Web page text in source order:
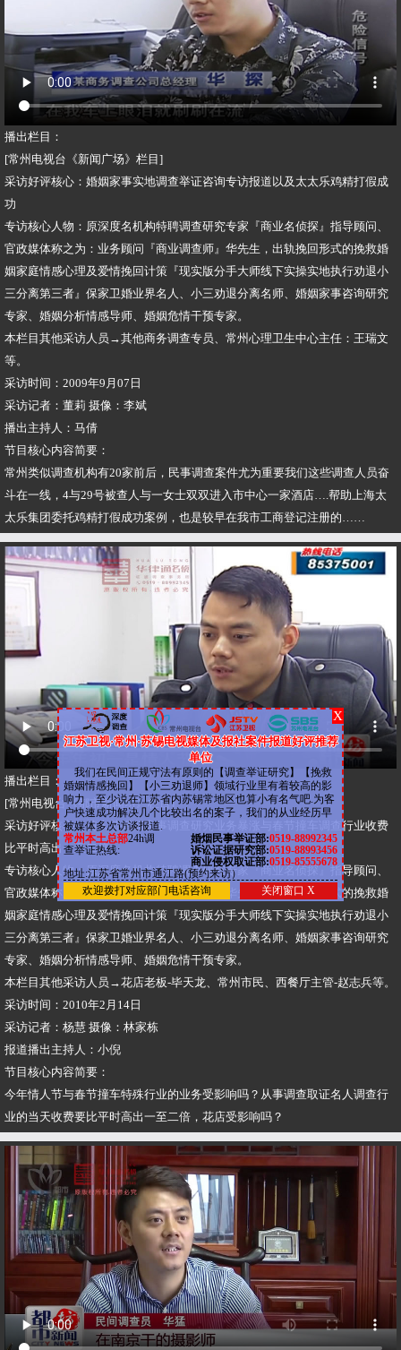
播出栏目：
[常州电视台《新闻广场》栏目]
采访好评核心：婚姻家事实地调查举证咨询专访报道以及太太乐鸡精打假成
功
专访核心人物：原深度名机构特聘调查研究专家『商业名侦探』指导顾问、
官政媒体称之为：业务顾问『商业调查师』华先生，出轨挽回形式的挽救婚
姻家庭情感心理及爱情挽回计策『现实版分手大师线下实操实地执行劝退小
三分离第三者』保家卫婚业界名人、小三劝退分离名师、婚姻家事咨询研究
专家、婚姻分析情感导师、婚姻危情干预专家。
本栏目其他采访人员→其他商务调查专员、常州心理卫生中心主任：王瑞文
等。
采访时间：2009年9月07日
采访记者：董莉 摄像：李斌
播出主持人：马倩
节目核心内容简要：
常州类似调查机构有20家前后，民事调查案件尤为重要我们这些调查人员奋
斗在一线，4与29号被查人与一女士双双进入市中心一家酒店….帮助上海太
太乐集团委托鸡精打假成功案例，也是较早在我市工商登记注册的……
​播出栏目：
​[常州电视台《都市新闻坊》栏目]
​采访好评核心：情人节婚姻家事调查研究业务暴涨与春节撞车调查行业收费
比平时高出一至二倍
​专访核心人物：原深度名机构特聘调查研究专家『商业名侦探』指导顾问、
官政媒体称之为：业务顾问『商业调查师』华先生，出轨挽回形式的挽救婚
姻家庭情感心理及爱情挽回计策『现实版分手大师线下实操实地执行劝退小
三分离第三者』保家卫婚业界名人、小三劝退分离名师、婚姻家事咨询研究
专家、婚姻分析情感导师、婚姻危情干预专家。
​本栏目其他采访人员→花店老板-毕天龙、常州市民、西餐厅主管-赵志兵等。
​采访时间：2010年2月14日
​采访记者：杨慧 摄像：林家栋
​报道播出主持人：小倪
​节目核心内容简要：
​今年情人节与春节撞车特殊行业的业务受影响吗？从事调查取证名人调查行
业的当天收费要比平时高出一至二倍，花店受影响吗？
X
江苏卫视·常州·苏锡电视媒体及报社案件报道好评推荐
单位
我们在民间正规守法有原则的【调查举证研究】【挽救
婚姻情感挽回】【小三劝退师】领域行业里有着较高的影
响力，至少说在江苏省内苏锡常地区也算小有名气吧.为客
户快速成功解决几个比较出名的案子，我们的从业经历早
被媒体多次访谈报道.
常州本土总部24h调
查举证热线:
婚烟民事举证部:0519-88992345
诉讼证据研究部:0519-88993456
商业侵权取证部:0519-85555678
地址:江苏省常州市通江路(预约来访）
关闭窗口 X
欢迎拨打对应部门电话咨询